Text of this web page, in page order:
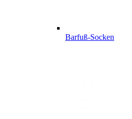
Barfuß-Socken